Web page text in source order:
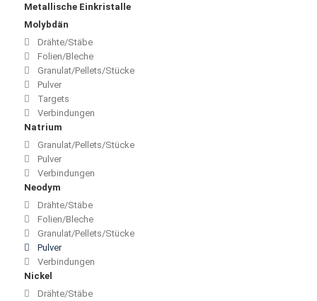
Metallische Einkristalle
Molybdän
Drähte/Stäbe
Folien/Bleche
Granulat/Pellets/Stücke
Pulver
Targets
Verbindungen
Natrium
Granulat/Pellets/Stücke
Pulver
Verbindungen
Neodym
Drähte/Stäbe
Folien/Bleche
Granulat/Pellets/Stücke
Pulver
Verbindungen
Nickel
Drähte/Stäbe